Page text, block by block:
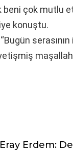
beni çok mutlu
konuştu.
serasının
Eray Erdem: